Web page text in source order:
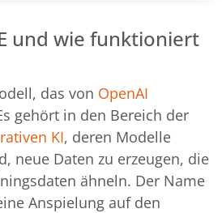
und wie funktioniert
das von OpenAI
gehört in den Bereich der
KI, deren Modelle
neue Daten zu erzeugen, die
ähneln. Der Name
Anspielung auf den